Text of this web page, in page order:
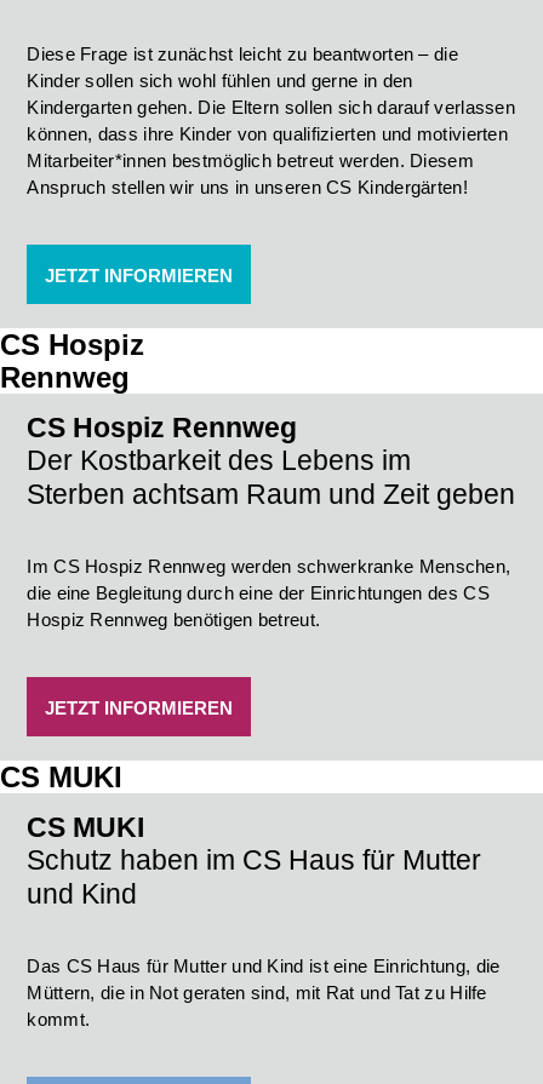
Diese Frage ist zunächst leicht zu beantworten – die
Kinder sollen sich wohl fühlen und gerne in den
Kindergarten gehen. Die Eltern sollen sich darauf verlassen
können, dass ihre Kinder von qualifizierten und motivierten
Mitarbeiter*innen bestmöglich betreut werden. Diesem
Anspruch stellen wir uns in unseren CS Kindergärten!
JETZT INFORMIEREN
CS Hospiz
Rennweg
CS Hospiz Rennweg
Der Kostbarkeit des Lebens im
Sterben achtsam Raum und Zeit geben
Im CS Hospiz Rennweg werden schwerkranke Menschen,
die eine Begleitung durch eine der Einrichtungen des CS
Hospiz Rennweg benötigen betreut.
JETZT INFORMIEREN
CS MUKI
CS MUKI
Schutz haben im CS Haus für Mutter
und Kind
Das CS Haus für Mutter und Kind ist eine Einrichtung, die
Müttern, die in Not geraten sind, mit Rat und Tat zu Hilfe
kommt.